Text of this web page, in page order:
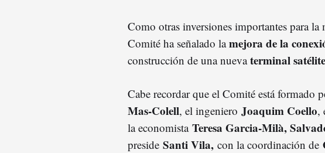
Como otras inversiones importantes para
Comité ha señalado lamejora de la
construcción de una nuevaterminal satélite
Cabe recordar que el Comité está formado
Mas-Colell, el ingeniero Joaquim Coello,
la economista Teresa Garcia-Milà,
preside Santi Vila, con la coordinación de